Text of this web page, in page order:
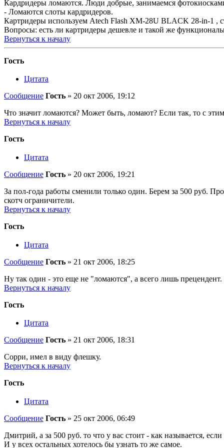
Кардридеры ломаются. Люди добрые, занимаемся
- Ломаются слоты кардридеров.
Картридеры используем Atech Flash XM-28U BLACK 28-in-1 ,
Вопросы: есть ли картридеры дешевле и такой же
Вернуться к началу
Гость
Цитата
Сообщение Гость » 20 окт 2006, 19:12
Что значит ломаются? Может быть, ломают? Если так, то с
Вернуться к началу
Гость
Цитата
Сообщение Гость » 20 окт 2006, 19:21
За пол-года работы сменили только один. Берем за 500 руб.
скотч ограничители.
Вернуться к началу
Гость
Цитата
Сообщение Гость » 21 окт 2006, 18:25
Ну так один - это еще не "ломаются", а всего лишь
Вернуться к началу
Гость
Цитата
Сообщение Гость » 21 окт 2006, 18:31
Сорри, имел в виду флешку.
Вернуться к началу
Гость
Цитата
Сообщение Гость » 25 окт 2006, 06:49
Дмитрий, а за 500 руб. то что у вас стоит - как называется,
И у всех остальных хотелось бы узнать то же самое.